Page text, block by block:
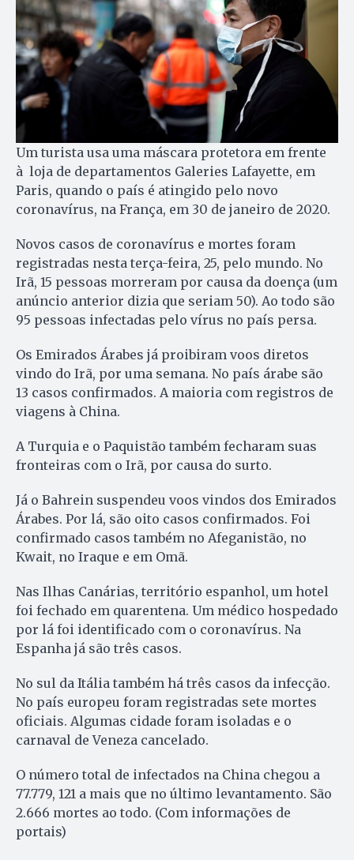
Um turista usa uma máscara protetora em frente
à loja de departamentos Galeries Lafayette, em
Paris, quando o país é atingido pelo novo
coronaví­rus, na França, em 30 de janeiro de 2020.
Novos casos de coronavírus e mortes foram
registradas nesta terça-feira, 25, pelo mundo. No
Irã, 15 pessoas morreram por causa da doença (um
anúncio anterior dizia que seriam 50). Ao todo são
95 pessoas infectadas pelo vírus no país persa.
Os Emirados Árabes já proibiram voos diretos
vindo do Irã, por uma semana. No país árabe são
13 casos confirmados. A maioria com registros de
viagens à China.
A Turquia e o Paquistão também fecharam suas
fronteiras com o Irã, por causa do surto.
Já o Bahrein suspendeu voos vindos dos Emirados
Árabes. Por lá, são oito casos confirmados. Foi
confirmado casos também no Afeganistão, no
Kwait, no Iraque e em Omã.
Nas Ilhas Canárias, território espanhol, um hotel
foi fechado em quarentena. Um médico hospedado
por lá foi identificado com o coronavírus. Na
Espanha já são três casos.
No sul da Itália também há três casos da infecção.
No país europeu foram registradas sete mortes
oficiais. Algumas cidade foram isoladas e o
carnaval de Veneza cancelado.
O número total de infectados na China chegou a
77.779, 121 a mais que no último levantamento. São
2.666 mortes ao todo. (Com informações de
portais)